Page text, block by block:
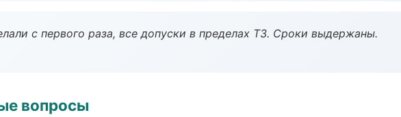
с первого раза, все допуски в пределах ТЗ. Сроки выдержаны.
вопросы